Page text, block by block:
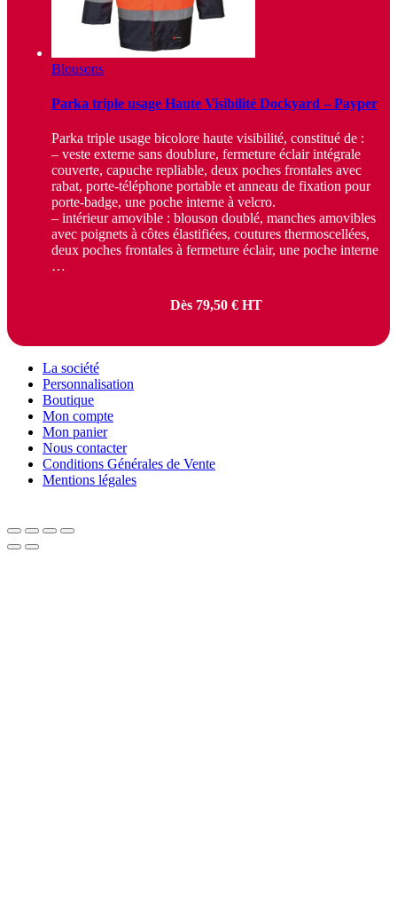
Blousons
Parka triple usage Haute Visibilité Dockyard – Payper
Parka triple usage bicolore haute visibilité, constitué de :
– veste externe sans doublure, fermeture éclair intégrale
couverte, capuche repliable, deux poches frontales avec
rabat, porte-téléphone portable et anneau de fixation pour
porte-badge, une poche interne à velcro.
– intérieur amovible : blouson doublé, manches amovibles
avec poignets à côtes élastifiées, coutures thermoscellées,
deux poches frontales à fermeture éclair, une poche interne
…
Dès 79,50 € HT
La société
Personnalisation
Boutique
Mon compte
Mon panier
Nous contacter
Conditions Générales de Vente
Mentions légales